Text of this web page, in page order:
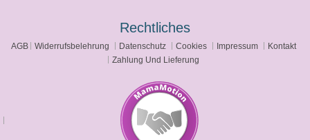
Rechtliches
AGB Widerrufsbelehrung Datenschutz Cookies Impressum
Kontakt
Zahlung Und Lieferung